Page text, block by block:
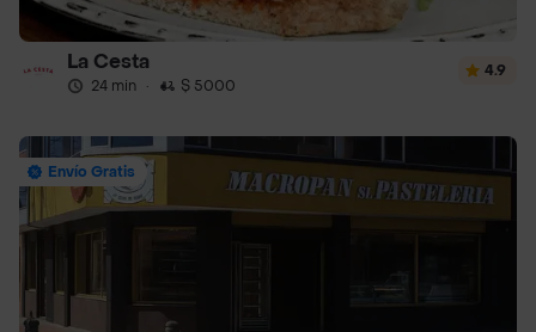
La Cesta
24 min · $ 5000
4.9
Envío Gratis